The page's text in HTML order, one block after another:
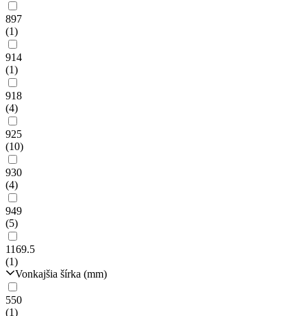
897
(1)
914
(1)
918
(4)
925
(10)
930
(4)
949
(5)
1169.5
(1)
Vonkajšia šírka (mm)
550
(1)